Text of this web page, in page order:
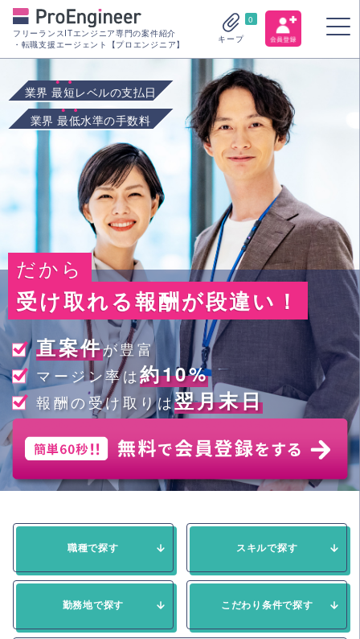
フリーランスITエンジニア専門の案件紹介
・転職支援エージェント【プロエンジニア】
0
キープ
業界最短レベルの支払日
業界最低水準の手数料
だから
受け取れる報酬が段違い！
直案件が豊富
マージン率は約10%
報酬の受け取りは翌月末日
職種で探す スキルで探す
勤務地で探す こだわり条件で探す